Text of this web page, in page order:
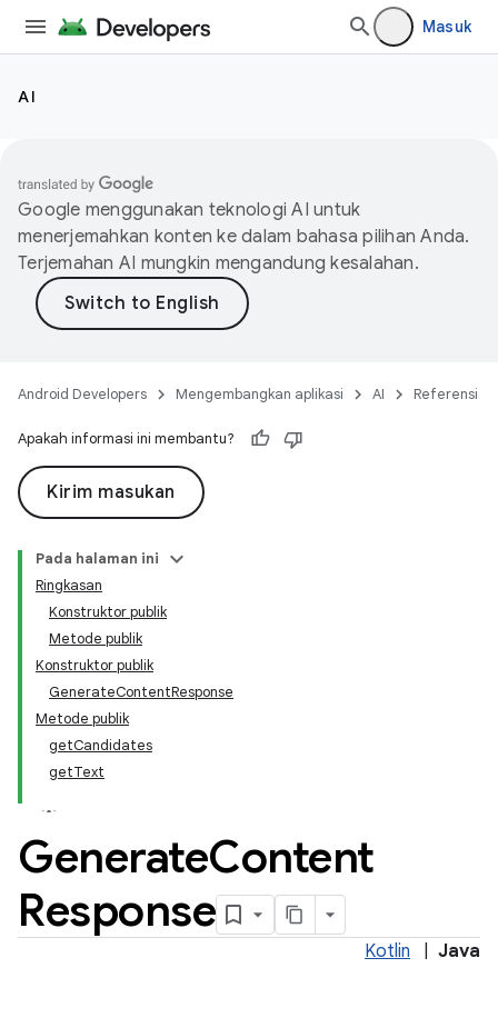
Masuk
AI
Google menggunakan teknologi AI untuk
menerjemahkan konten ke dalam bahasa pilihan Anda.
Terjemahan AI mungkin mengandung kesalahan.
Android Developers Mengembangkan aplikasi AI Referensi
Apakah informasi ini membantu?
Kirim masukan
Pada halaman ini
Ringkasan
Konstruktor publik
Metode publik
Konstruktor publik
GenerateContentResponse
Metode publik
getCandidates
getText
GenerateContent
Response
Kotlin Java